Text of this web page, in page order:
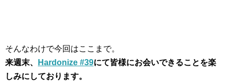
そんなわけで今回はここまで。
来週末、
Hardonize #39にて皆様にお会いできることを楽
しみにしております。